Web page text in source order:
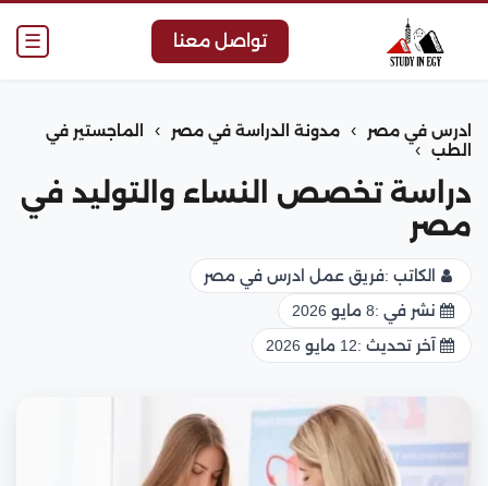
☰ تواصل معنا
ادرس في مصر › مدونة الدراسة في مصر ›
الماجستير في
الطب
›
دراسة تخصص النساء والتوليد في
مصر
الكاتب :فريق عمل ادرس في مصر
نشر في :8 مايو 2026
آخر تحديث :12 مايو 2026